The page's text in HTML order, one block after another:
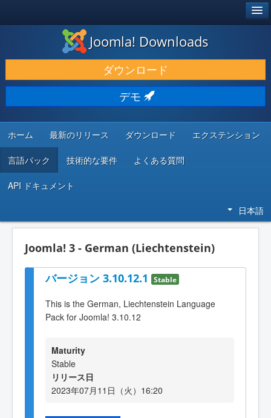
ダウンロードと機能拡張
発見と学び
コミュニティとサポート
開発者向けリソース
Joomla! Downloads
ダウンロード
デモ
ホーム 最新のリリース ダウンロード エクステンション
言語パック 技術的な要件 よくある質問
API ドキュメント
日本語
Joomla! 3 - German (Liechtenstein)
バージョン 3.10.12.1 Stable
This is the German, Liechtenstein Language
Pack for Joomla! 3.10.12
Maturity
Stable
リリース日
2023年07月11日（火）16:20